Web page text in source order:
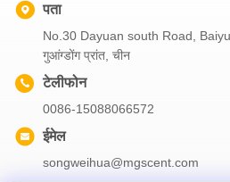
पता
No.30 Dayuan south Road,
गुआंग्डोंग प्रांत, चीन
टेलीफोन
0086-15088066572
ईमेल
songweihua@mgscent.com